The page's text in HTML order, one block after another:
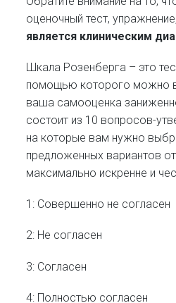
оценочный тест,
является клиническим
Шкала Розенберга – это
помощью которого можно
ваша самооценка
состоит из 10 вопросов-
на которые вам нужно
предложенных вариантов
максимально искренне и
1: Совершенно не согласен
2: Не согласен
3: Согласен
4: Полностью согласен